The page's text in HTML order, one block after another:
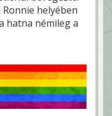
helyében
hatna némileg a